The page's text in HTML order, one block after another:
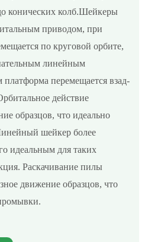
конических колб.Шейкеры
приводом, при
по круговой орбите,
линейным
перемещается взад-
действие
образцов, что идеально
шейкер более
идеальным для таких
Раскачивание пилы
движение образцов, что